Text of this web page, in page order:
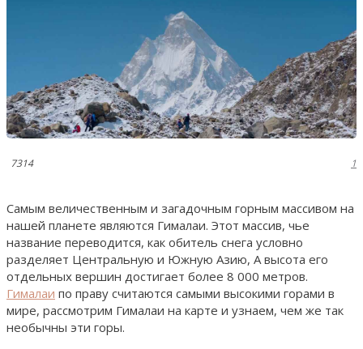
7314 1
Самым величественным и загадочным горным массивом на
нашей планете являются Гималаи. Этот массив, чье
название переводится, как обитель снега условно
разделяет Центральную и Южную Азию, А высота его
отдельных вершин достигает более 8 000 метров.
Гималаи по праву считаются самыми высокими горами в
мире, рассмотрим Гималаи на карте и узнаем, чем же так
необычны эти горы.